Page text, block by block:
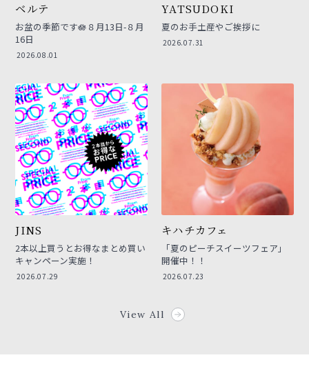
ベルテ
お盆の季節です🪷８月13日-８月
16日
2026.08.01
YATSUDOKI
夏のお手土産やご挨拶に
2026.07.31
JINS
2本以上買うとお得なまとめ買い
キャンペーン実施！
2026.07.29
キハチカフェ
「夏のピーチスイーツフェア」
開催中！！
2026.07.23
View All